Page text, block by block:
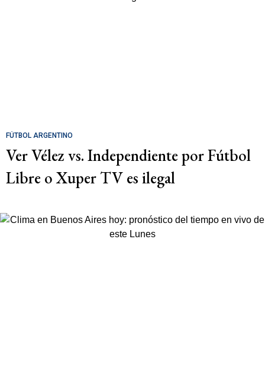
FÚTBOL ARGENTINO
Ver Vélez vs. Independiente por Fútbol
Libre o Xuper TV es ilegal